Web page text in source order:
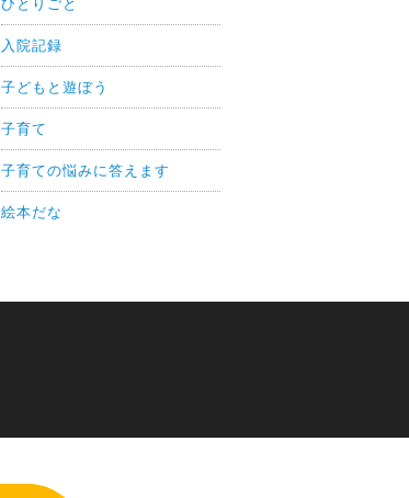
ひとりごと
入院記録
子どもと遊ぼう
子育て
子育ての悩みに答えます
絵本だな